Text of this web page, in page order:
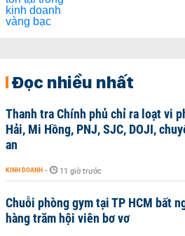
Đọc nhiều nhất
Thanh tra Chính phủ chỉ ra loạt vi
Hải, Mi Hồng, PNJ, SJC, DOJI,
an
KINH DOANH - 11 giờ trước
Chuỗi phòng gym tại TP HCM bất
hàng trăm hội viên bơ vơ